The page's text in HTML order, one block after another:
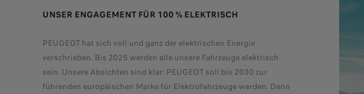
UNSER ENGAGEMENT FÜR 100 % ELEKTRISCH
PEUGEOT hat sich voll und ganz der elektrischen Energie
verschrieben. Bis 2025 werden alle unsere Fahrzeuge elektrisch
sein. Unsere Absichten sind klar: PEUGEOT soll bis 2030 zur
führenden europäischen Marke für Elektrofahrzeuge werden. Denn